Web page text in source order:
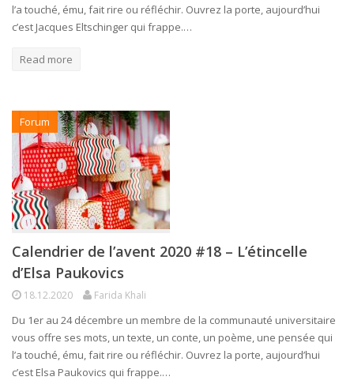
l’a touché, ému, fait rire ou réfléchir. Ouvrez la porte, aujourd’hui
c’est Jacques Eltschinger qui frappe.…
Read more
Forum
Calendrier de l’avent 2020 #18 – L’étincelle
d’Elsa Paukovics
18.12.2020 Farida Khali
Du 1er au 24 décembre un membre de la communauté universitaire
vous offre ses mots, un texte, un conte, un poème, une pensée qui
l’a touché, ému, fait rire ou réfléchir. Ouvrez la porte, aujourd’hui
c’est Elsa Paukovics qui frappe.…